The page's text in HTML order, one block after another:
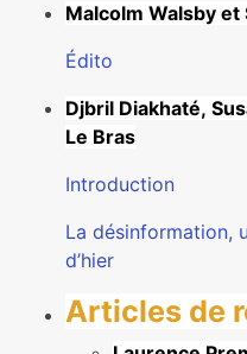
Malcolm Walsby
Édito
Djbril Diakhaté,
Le Bras
Introduction
La désinformation,
d’hier
Articles de